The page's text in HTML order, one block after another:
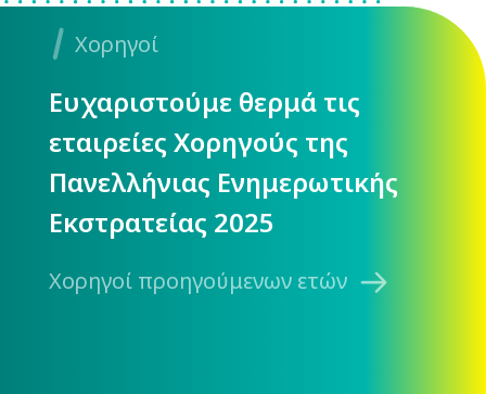
Χορηγοί
Ευχαριστούμε θερμά τις
εταιρείες Χορηγούς της
Πανελλήνιας Ενημερωτικής
Εκστρατείας 2025
Χορηγοί προηγούμενων ετών